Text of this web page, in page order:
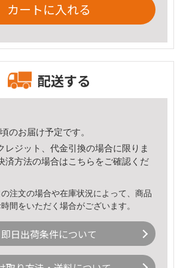
カートに入れる
配送する
のお届け予定です。
レジット、代金引換の場合に限りま
済方法の場合はこちら をご確認くだ
注文の場合や在庫状況によって、商品
間をいただく場合がございます。
即日出荷条件について